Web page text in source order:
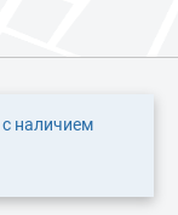
с наличием